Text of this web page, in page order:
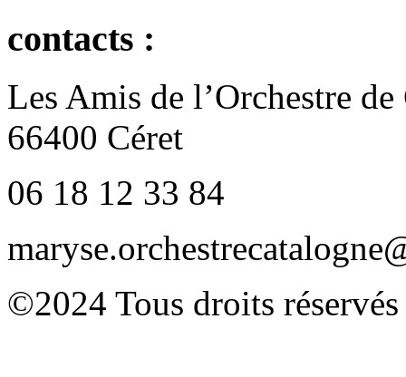
contacts :
Les Amis de l’Orchestre
66400 Céret
06 18 12 33 84
©2024 Tous droits